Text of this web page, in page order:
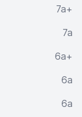
7a+
7a
6a+
6a
6a